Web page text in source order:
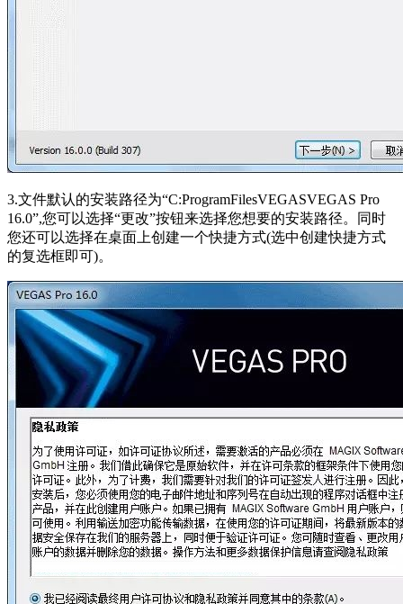
3.文件默认的安装路径为“C:ProgramFilesVEGASVEGAS Pro
16.0”,您可以选择“更改”按钮来选择您想要的安装路径。同时
您还可以选择在桌面上创建一个快捷方式(选中创建快捷方式
的复选框即可)。